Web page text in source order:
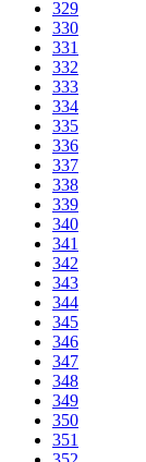
329
330
331
332
333
334
335
336
337
338
339
340
341
342
343
344
345
346
347
348
349
350
351